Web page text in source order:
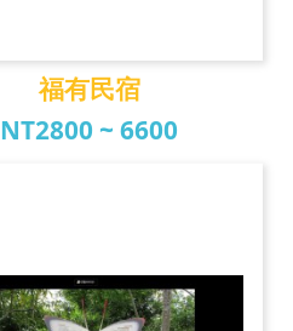
福有民宿
NT2800 ~ 6600